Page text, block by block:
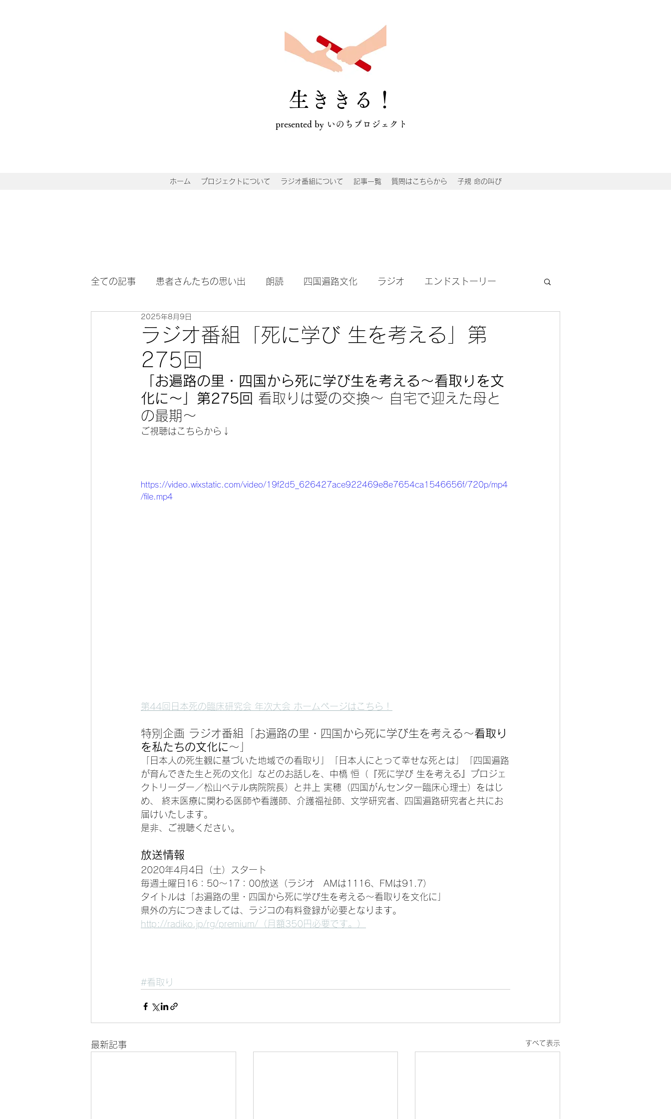
​生ききる！
presented by いのちプロジェクト
ホーム プロジェクトについて ラジオ番組について 記事一覧 質問はこちらから 子規 命の叫び
全ての記事 患者さんたちの思い出 朗読 四国遍路文化 ラジオ エンドストーリー
正岡子規 中橋先生Q&A
ラジオ番組「死に学び 生を考える」第
275回
2025年8月9日
お遍路の里・四国から死に学び生を考える～看取りを文
化に～ 」第275回 看取りは愛の交換～ 自宅で迎えた母と
の最期～
ご視聴はこちらから↓
https://video.wixstatic.com/video/19f2d5_626427ace922469e8e7654ca1546656f/720p/mp4
/file.mp4
第44回日本死の臨床研究会 年次大会 ホームページはこちら！
特別企画 ラジオ番組「 お遍路の里・四国から死に学び生を考える～看取り
を私たちの文化に～
「日本人の死生観に基づいた地域での看取り」「日本人にとって幸せな死とは」「四国遍路
が育んできた生と死の文化」などのお話しを、中橋 恒（『死に学び 生を考える』プロジェ
クトリーダー／松山ベテル病院院長）と井上 実穂（四国がんセンター臨床心理士）をはじ
め、 終末医療に関わる医師や看護師、介護福祉師、文学研究者、四国遍路研究者と共にお
届けいたします。
是非、ご視聴ください。
放送情報
2020年4月4日（土）スタート
毎週土曜日16：50～17：00放送（ラジオ　AMは1116、FMは91.7）
タイトルは「お遍路の里・四国から死に学び生を考える～看取りを文化に」
県外の方につきましては、ラジコの有料登録が必要となります。
http://radiko.jp/rg/premium/（月額350円必要です。）
#看取り
最新記事 すべて表示